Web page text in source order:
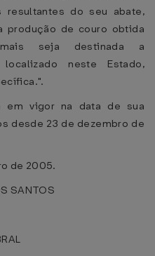
do seu abate,
produção de couro obtida
seja destinada a
neste Estado,
em vigor na data de sua
desde 23 de dezembro de
de 2005.
SANTOS